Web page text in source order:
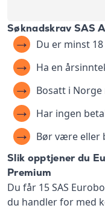
Søknadskrav SAS
Du er minst
Ha en
Bosatt i
Har ingen
Bør være eller
Slik opptjener du
Premium
Du får 15 SAS
du handler for​ med